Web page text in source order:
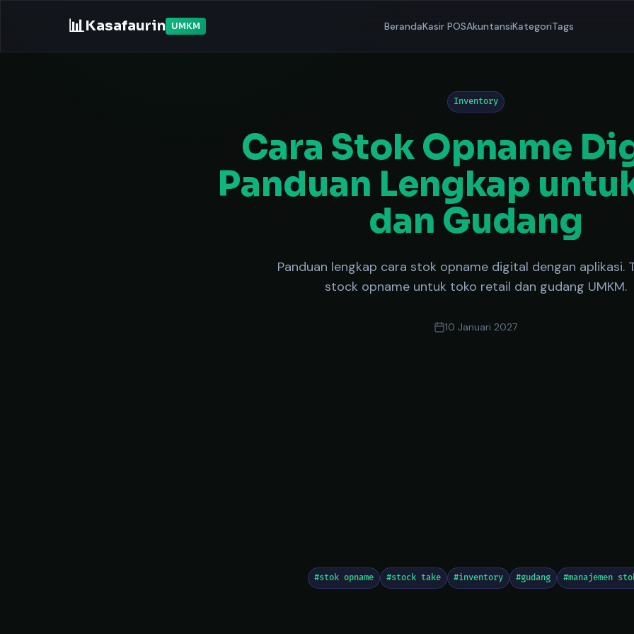
📊Kasafaurin UMKM BerandaKasir POSAkuntansiKategoriTags
Inventory
Cara Stok Opname
Panduan Lengkap
dan Gudang
Panduan lengkap cara stok opname digital dengan aplikasi.
stock opname untuk toko retail dan gudang UMKM.
10 Januari 2027
#stok opname #stock take #inventory #gudang #manajemen